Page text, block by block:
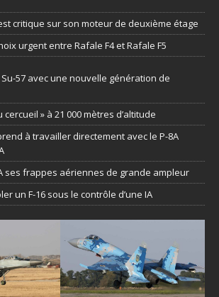
critique sur son moteur de deuxième étage
urgent entre Rafale F4 et Rafale F5
57 avec une nouvelle génération de
cercueil » à 21 000 mètres d’altitude
à travailler directement avec le P-8A
ses frappes aériennes de grande ampleur
un F-16 sous le contrôle d’une IA